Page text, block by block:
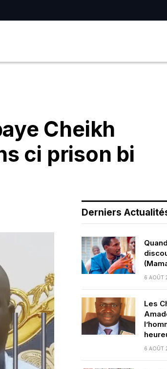
Cheikh
ci prison bi
Derniers
6 AOÛT
Les
6 AOÛT